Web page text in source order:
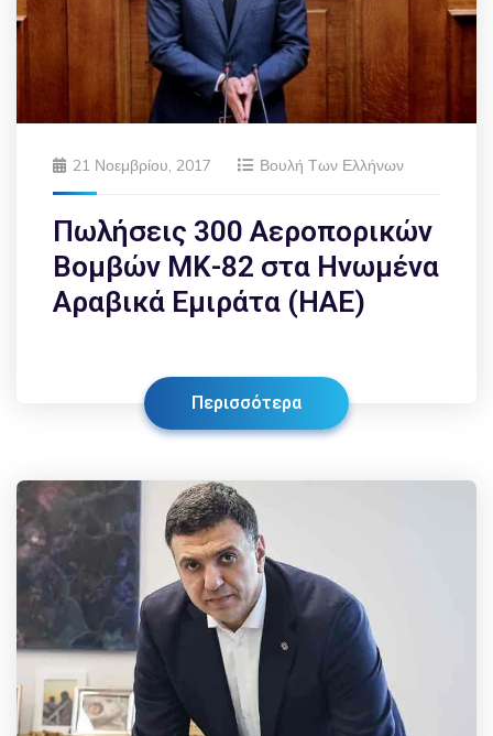
21 Νοεμβρίου, 2017 Βουλή Των Ελλήνων
Πωλήσεις 300 Αεροπορικών
Βομβών ΜΚ-82 στα Ηνωμένα
Αραβικά Εμιράτα (ΗΑΕ)
Περισσότερα